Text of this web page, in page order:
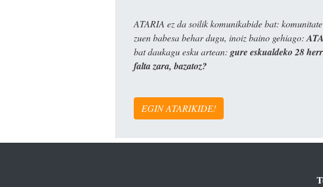
ATARIA ez da soilik komunikabide bat:
zuen babesa behar dugu, inoiz baino gehiago:
bat daukagu esku artean: gure eskualdeko 28
falta zara, bazatoz?
EGIN ATARIKIDE!